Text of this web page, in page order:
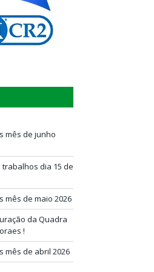
mês de junho
dia 15 de
mês de maio 2026
da Quadra
!
mês de abril 2026